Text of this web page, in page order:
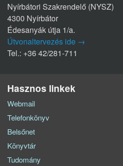
Nyírbátori Szakrendelő (NYSZ)
4300 Nyírbátor
Édesanyák útja 1/a.
Útvonaltervezés ide →
Tel.: +36 42/281-711
Hasznos linkek
Webmail
Telefonkönyv
Belsőnet
Könyvtár
Tudomány